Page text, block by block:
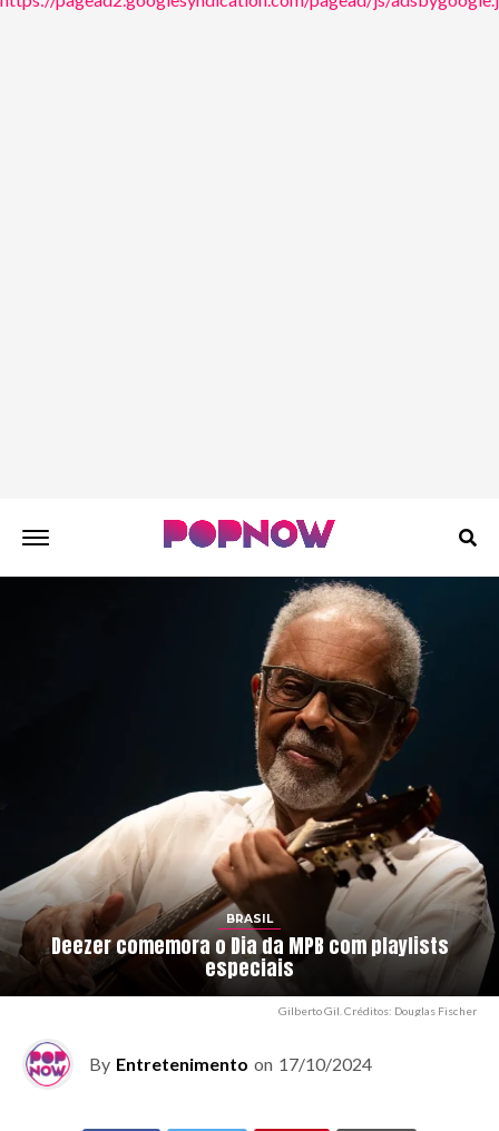
BRASIL
Deezer comemora o Dia da MPB com playlists
especiais
Gilberto Gil. Créditos: Douglas Fischer
By Entretenimento on 17/10/2024